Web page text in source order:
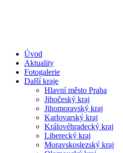
Úvod
Aktuality
Fotogalerie
Další kraje
Hlavní město Praha
Jihočeský kraj
Jihomoravský kraj
Karlovarský kraj
Královéhradecký kraj
Liberecký kraj
Moravskoslezský kraj